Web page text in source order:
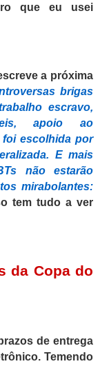
que eu usei
a próxima
brigas
escravo,
apoio ao
escolhida por
E mais
não estarão
mirabolantes:
tem tudo a ver
da Copa do
de entrega
Temendo